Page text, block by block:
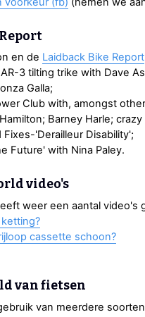
en de Laidback Bike Report
3 tilting trike with Dave
Galla;
Club with, amongst
Barney Harle;
Fixes-'Derailleur Disability';
Future' with Nina Paley.
video's
weer een aantal video's
cassette schoon?
van fietsen
van meerdere